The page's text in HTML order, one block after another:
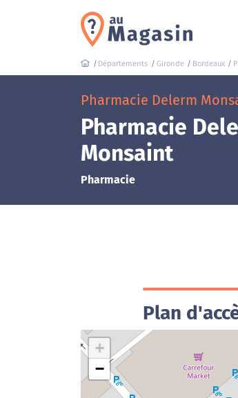
Départements Gironde Bordeaux
Pharmacie Delerm
Pharmacie
Monsaint
Pharmacie
Plan
+
−